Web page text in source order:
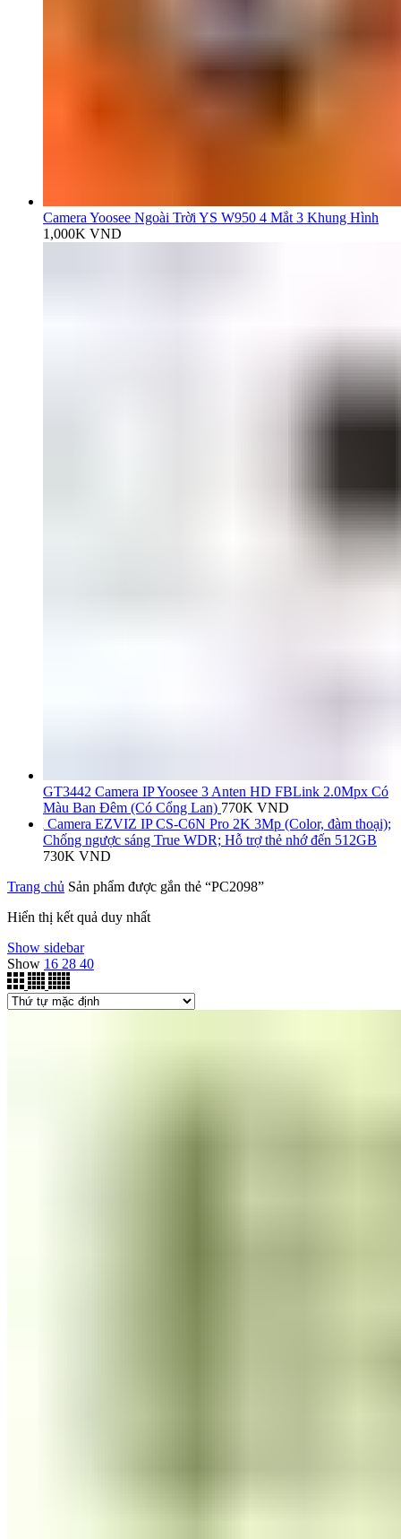
Camera Yoosee Ngoài Trời YS W950 4 Mắt 3 Khung Hình
1,000K VND
GT3442 Camera IP Yoosee 3 Anten HD FBLink 2.0Mpx Có
Màu Ban Đêm (Có Cổng Lan) 770K VND
Camera EZVIZ IP CS-C6N Pro 2K 3Mp (Color, đàm thoại);
Chống ngược sáng True WDR; Hỗ trợ thẻ nhớ đến 512GB
730K VND
Trang chủ Sản phẩm được gắn thẻ “PC2098”
Hiển thị kết quả duy nhất
Show sidebar
Show 16 28 40